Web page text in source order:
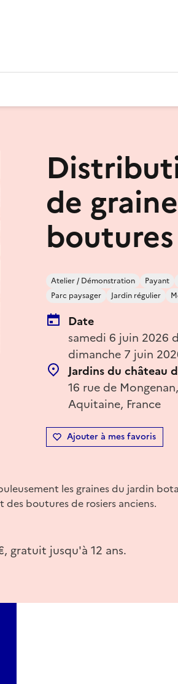
de
boutures
Atelier / Démonstration Payant
Parc paysager
Jardin régulier
Date
samedi 6 juin 2026
dimanche 7 juin
Jardins du château
16 rue de
Aquitaine, France
Ajouter à mes favoris
les graines du jardin
boutures de rosiers anciens.
gratuit jusqu'à 12 ans.